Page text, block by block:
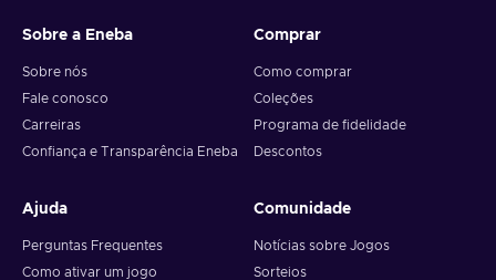
Sobre a Eneba
Sobre nós
Fale conosco
Carreiras
Confiança e Transparência Eneba
Comprar
Como comprar
Coleções
Programa de fidelidade
Descontos
Ajuda
Perguntas Frequentes
Como ativar um jogo
Comunidade
Notícias sobre Jogos
Sorteios